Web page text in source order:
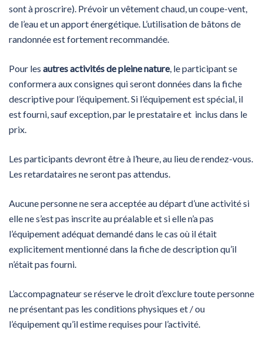
sont à proscrire). Prévoir un vêtement chaud, un coupe-vent,
de l’eau et un apport énergétique. L’utilisation de bâtons de
randonnée est fortement recommandée.
Pour les autres activités de pleine nature, le participant se
conformera aux consignes qui seront données dans la fiche
descriptive pour l’équipement. Si l’équipement est spécial, il
est fourni, sauf exception, par le prestataire et inclus dans le
prix.
Les participants devront être à l’heure, au lieu de rendez-vous.
Les retardataires ne seront pas attendus.
Aucune personne ne sera acceptée au départ d’une activité si
elle ne s’est pas inscrite au préalable et si elle n’a pas
l’équipement adéquat demandé dans le cas où il était
explicitement mentionné dans la fiche de description qu’il
n’était pas fourni.
L’accompagnateur se réserve le droit d’exclure toute personne
ne présentant pas les conditions physiques et / ou
l’équipement qu’il estime requises pour l’activité.